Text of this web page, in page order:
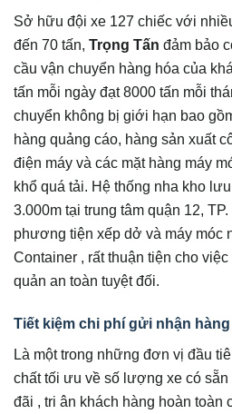
Sở hữu đội xe 127 chiếc với
đến 70 tấn, Trọng Tấn đảm bảo
cầu vận chuyển hàng hóa của
tấn mỗi ngày đạt 8000 tấn mỗi
chuyển không bị giới hạn bao
hàng quảng cáo, hàng sản xuất
điện máy và các mặt hàng máy
khổ quá tải. Hệ thống nha kho
3.000m tại trung tâm quận 12,
phương tiện xếp dở và máy móc
Container , rất thuận tiện cho
quản an toàn tuyệt đối.
Tiết kiệm chi phí gửi nhận hàng
Là một trong những đơn vị đầu
chất tối ưu về số lượng xe có
đãi , tri ân khách hàng hoàn toàn